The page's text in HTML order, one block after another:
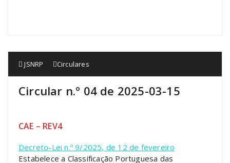
JSNRP Circulares
Circular n.º 04 de 2025-03-15
CAE – REV4
Decreto-Lei n.º 9/2025, de 12 de fevereiro
Estabelece a Classificação Portuguesa das